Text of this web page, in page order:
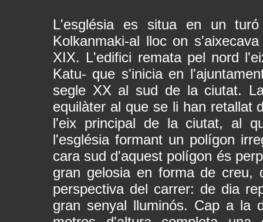
L'església es situa en un
Kolkanmaki-al lloc on
XIX. L'edifici remata pel nord
Katu- que s'inicia en
segle XX al sud de la ciutat.
equilàter al que se li han retallat
l'eix principal de la ciutat, al
l'església formant un polígon
cara sud d'aquest polígon és
gran gelosia en forma de creu,
perspectiva del carrer: de dia
gran senyal lluminós. Cap a la